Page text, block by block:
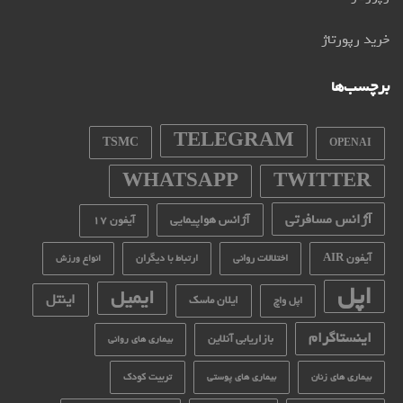
خرید رپورتاژ
برچسب‌ها
OPENAI
TELEGRAM
TSMC
TWITTER
WHATSAPP
آژانس مسافرتی آژانس هواپیمایی آیفون 17
آیفون AIR اختلالات روانی ارتباط با دیگران انواع ورزش
اپل اپل واچ ایلان ماسک ایمیل اینتل
اینستاگرام بازاریابی آنلاین بیماری های روانی
بیماری های زنان بیماری های پوستی تربیت کودک